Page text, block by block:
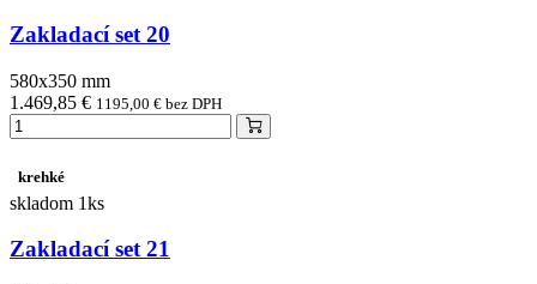
Zakladací set 20
580x350 mm
1.469,85 € 1195,00 € bez DPH
krehké
skladom 1ks
Zakladací set 21